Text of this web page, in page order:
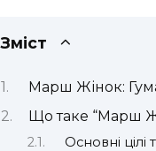
Зміст
Марш Жінок:
Що таке “Марш
Основні